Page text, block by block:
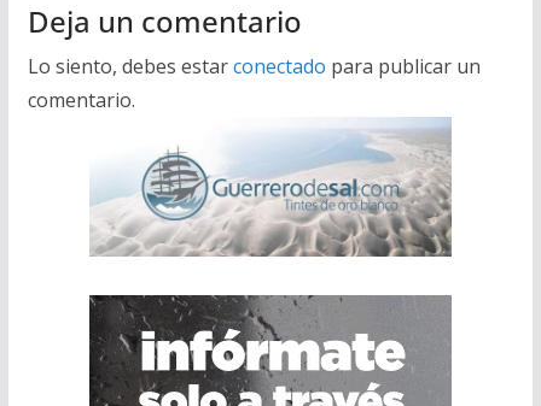
Deja un comentario
Lo siento, debes estarconectado para publicar un
comentario.